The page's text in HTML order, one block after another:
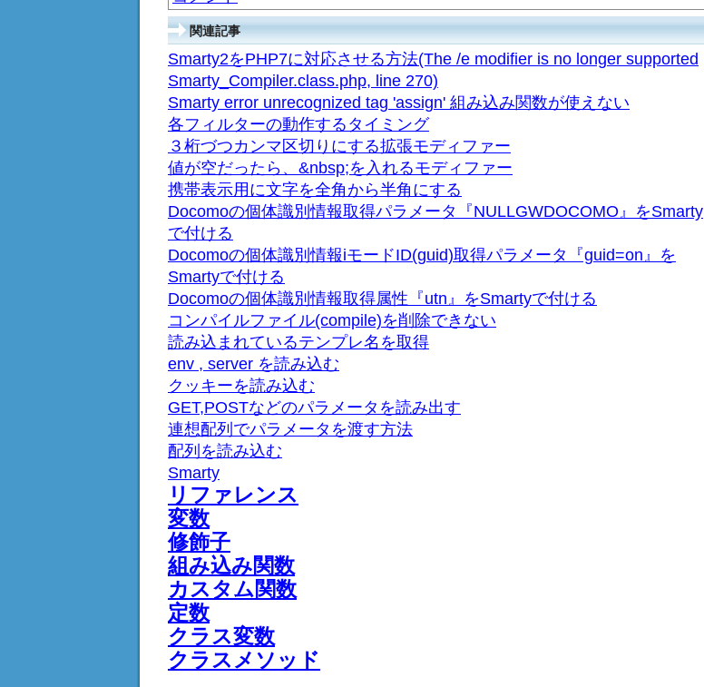
関連記事
Smarty2をPHP7に対応させる方法(The /e modifier is no longer supported
Smarty_Compiler.class.php, line 270)
Smarty error unrecognized tag 'assign' 組み込み関数が使えない
各フィルターの動作するタイミング
３桁づつカンマ区切りにする拡張モディファー
値が空だったら、&nbsp;を入れるモディファー
携帯表示用に文字を全角から半角にする
Docomoの個体識別情報取得パラメータ『NULLGWDOCOMO』をSmarty
で付ける
Docomoの個体識別情報iモードID(guid)取得パラメータ『guid=on』を
Smartyで付ける
Docomoの個体識別情報取得属性『utn』をSmartyで付ける
コンパイルファイル(compile)を削除できない
読み込まれているテンプレ名を取得
env , server を読み込む
クッキーを読み込む
GET,POSTなどのパラメータを読み出す
連想配列でパラメータを渡す方法
配列を読み込む
Smarty
リファレンス
変数
修飾子
組み込み関数
カスタム関数
定数
クラス変数
クラスメソッド